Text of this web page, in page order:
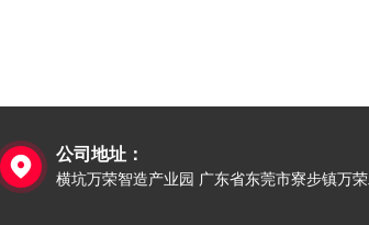

公司地址：
横坑万荣智造产业园 广东省东莞市寮步镇万